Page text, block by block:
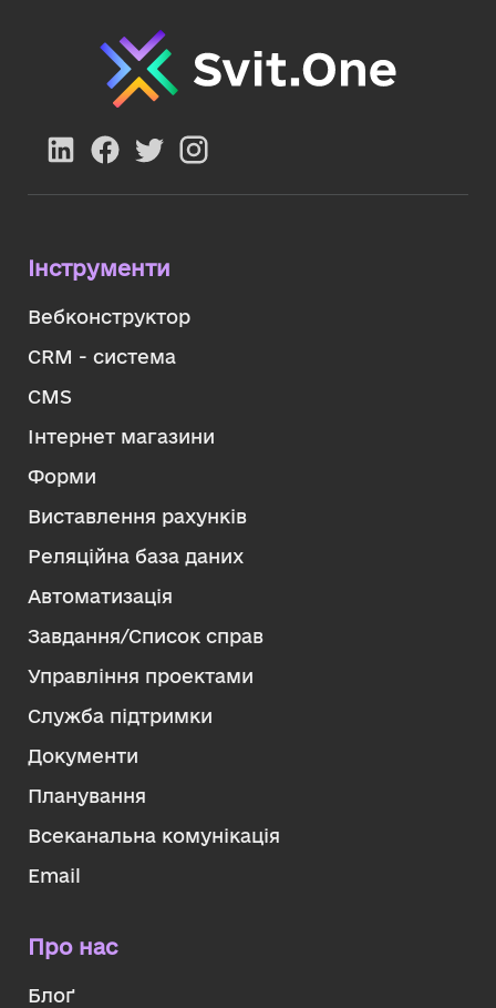
Інструменти
Вебконструктор
CRM - система
CMS
Інтернет магазини
Форми
Виставлення рахунків
Реляційна база даних
Автоматизація
Завдання/Список справ
Управління проектами
Служба підтримки
Документи
Планування
Всеканальна комунікація
Email
Про нас
Блоґ